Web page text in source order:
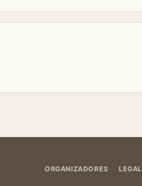
ORGANIZADORES LEGAL